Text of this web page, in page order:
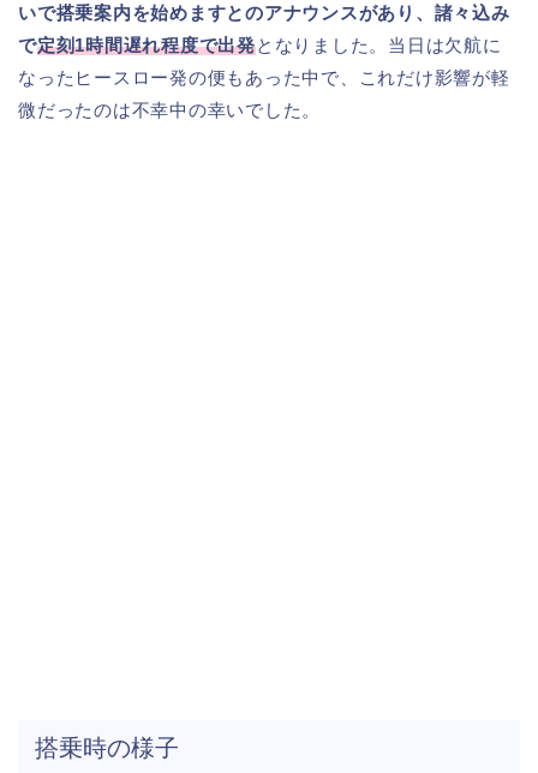
いで搭乗案内を始めますとのアナウンスがあり、諸々込み
で定刻1時間遅れ程度で出発となりました。当日は欠航に
なったヒースロー発の便もあった中で、これだけ影響が軽
微だったのは不幸中の幸いでした。
搭乗時の様子